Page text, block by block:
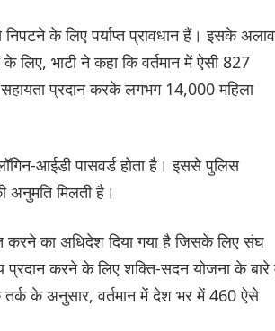
के लिए पर्याप्त प्रावधान हैं। इसके
के लिए, भाटी ने कहा कि वर्तमान में ऐसी 827
सहायता प्रदान करके लगभग 14,000 महिला
आईडी पासवर्ड होता है। इससे पुलिस
अनुमति मिलती है।
करने का अधिदेश दिया गया है जिसके लिए संघ
प्रदान करने के लिए शक्ति-सदन योजना के बारे
के अनुसार, वर्तमान में देश भर में 460 ऐसे